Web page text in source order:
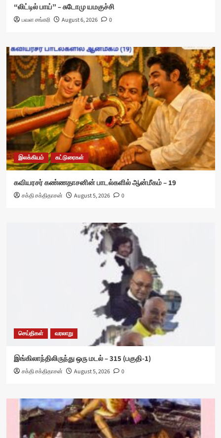
“லிட்டில் பாய்” – சுடோமு யமகுச்சி
பவள சங்கரி August 6, 2026 0
இலக்கியம் கட்டுரைகள்
கவியரசர் கண்ணதாசனின் பாடல்களில் ஆன்மீகம் – 19
சக்தி சக்திதாசன் August 5, 2026 0
செய்திகள் வரலாறு
இங்கிலாந்திலிருந்து ஒரு மடல் – 315 (பகுதி-1)
சக்தி சக்திதாசன் August 5, 2026 0